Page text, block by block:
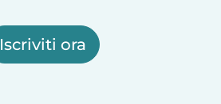
Iscriviti ora